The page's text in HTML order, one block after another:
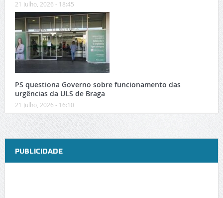
21 Julho, 2026 - 18:45
PS questiona Governo sobre funcionamento das
urgências da ULS de Braga
21 Julho, 2026 - 16:10
PUBLICIDADE